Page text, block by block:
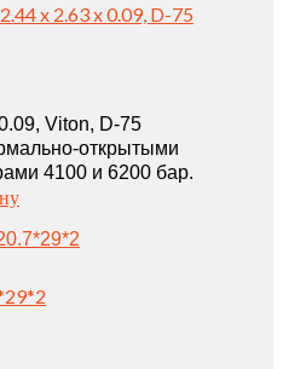
x 2.63 x 0.09, D-75
Viton, D-75
открытыми
4100 и 6200 бар.